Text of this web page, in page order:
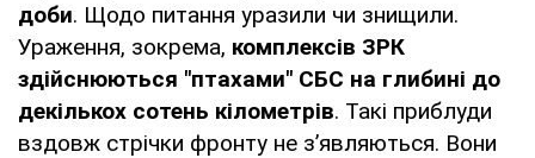
доби. Щодо питання уразили чи знищили.
Ураження, зокрема, комплексів ЗРК
здійснюються "птахами" СБС на глибині до
декількох сотень кілометрів. Такі приблуди
вздовж стрічки фронту не зʼявляються. Вони